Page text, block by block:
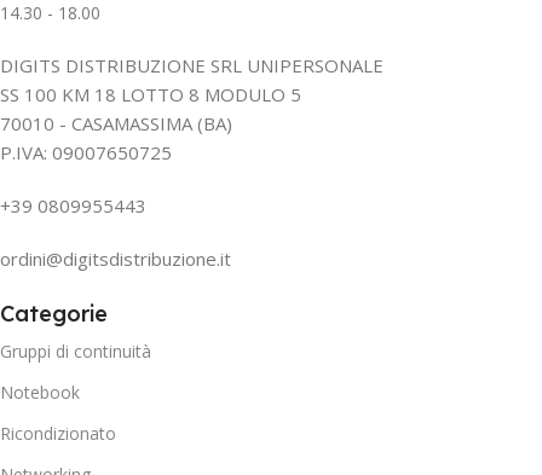
14.30 - 18.00
DIGITS DISTRIBUZIONE SRL UNIPERSONALE
SS 100 KM 18 LOTTO 8 MODULO 5
70010 - CASAMASSIMA (BA)
P.IVA: 09007650725
+39 0809955443
ordini@digitsdistribuzione.it
Categorie
Gruppi di continuità
Notebook
Ricondizionato